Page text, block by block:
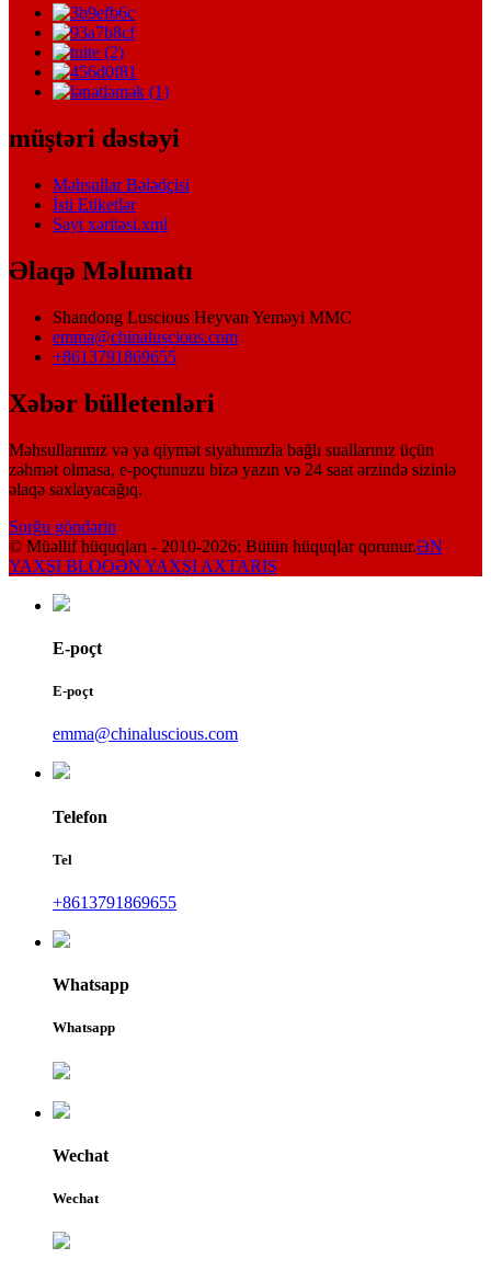
müştəri dəstəyi
Məhsullar Bələdçisi
İsti Etiketlər
Sayt xəritəsi.xml
Əlaqə Məlumatı
Shandong Luscious Heyvan Yeməyi MMC
emma@chinaluscious.com
+8613791869655
Xəbər bülletenləri
Məhsullarımız və ya qiymət siyahımızla bağlı suallarınız üçün
zəhmət olmasa, e-poçtunuzu bizə yazın və 24 saat ərzində sizinlə
əlaqə saxlayacağıq.
Sorğu göndərin
© Müəllif hüquqları - 2010-2026: Bütün hüquqlar qorunur.ƏN
YAXŞI BLOQƏN YAXŞI AXTARIŞ
E-poçt
E-poçt
emma@chinaluscious.com
Telefon
Tel
+8613791869655
Whatsapp
Whatsapp
Wechat
Wechat